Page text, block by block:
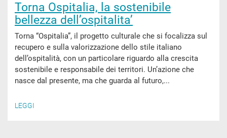
Torna Ospitalia, la sostenibile
bellezza dell’ospitalita’
Torna “Ospitalia”, il progetto culturale che si focalizza sul
recupero e sulla valorizzazione dello stile italiano
dell’ospitalità, con un particolare riguardo alla crescita
sostenibile e responsabile dei territori. Un’azione che
nasce dal presente, ma che guarda al futuro,...
LEGGI